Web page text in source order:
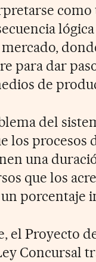
como
para dar
de
del
los
una
que los
porcentaje
el Proyecto
Concursal